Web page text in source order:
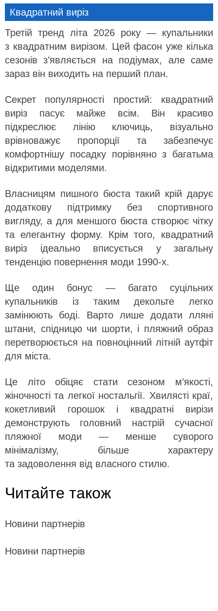
Квадратний виріз
Третій тренд літа 2026 року — купальники
з квадратним вирізом. Цей фасон уже кілька
сезонів з’являється на подіумах, але саме
зараз він виходить на перший план.
Секрет популярності простий: квадратний
виріз пасує майже всім. Він красиво
підкреслює лінію ключиць, візуально
врівноважує пропорції та забезпечує
комфортнішу посадку порівняно з багатьма
відкритими моделями.
Власницям пишного бюста такий крій дарує
додаткову підтримку без спортивного
вигляду, а для меншого бюста створює чітку
та елегантну форму. Крім того, квадратний
виріз ідеально вписується у загальну
тенденцію повернення моди 1990-х.
Ще один бонус — багато суцільних
купальників із таким декольте легко
замінюють боді. Варто лише додати лляні
штани, спідницю чи шорти, і пляжний образ
перетворюється на повноцінний літній аутфіт
для міста.
Це літо обіцяє стати сезоном м’якості,
жіночності та легкої ностальгії. Хвилясті краї,
кокетливий горошок і квадратні вирізи
демонструють головний настрій сучасної
пляжної моди — менше суворого
мінімалізму, більше характеру
та задоволення від власного стилю.
Читайте також
Новини партнерів
Новини партнерів